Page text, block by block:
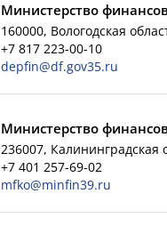
Министерство
160000, Вологодская
+7 817 223-00-10
depfin@df.gov35.ru
Министерство
236007, Калининградская
+7 401 257-69-02
mfko@minfin39.ru